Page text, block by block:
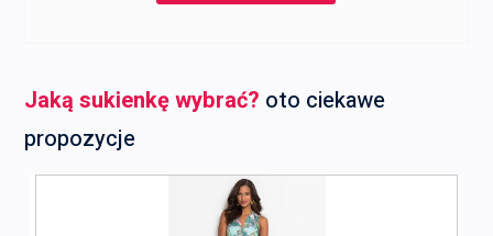
Jaką sukienkę wybrać? oto ciekawe
propozycje